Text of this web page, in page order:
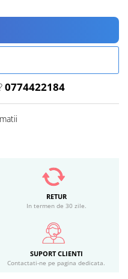
0774422184
RETUR
In termen de 30 zile.
SUPORT CLIENTI
Contactati-ne pe pagina dedicata.